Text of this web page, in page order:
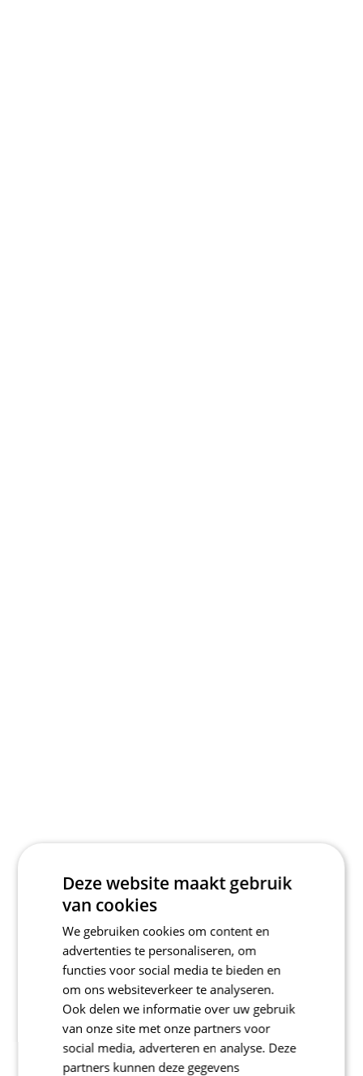
Deze website maakt gebruik
van cookies
We gebruiken cookies om content en
advertenties te personaliseren, om
functies voor social media te bieden en
om ons websiteverkeer te analyseren.
Ook delen we informatie over uw gebruik
van onze site met onze partners voor
social media, adverteren en analyse. Deze
partners kunnen deze gegevens